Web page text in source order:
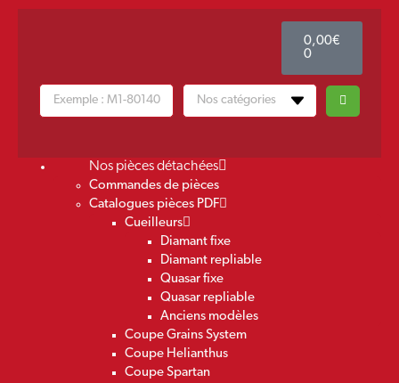
0,00€
0
Nos pièces détachées
Commandes de pièces
Catalogues pièces PDF
Cueilleurs
Diamant fixe
Diamant repliable
Quasar fixe
Quasar repliable
Anciens modèles
Coupe Grains System
Coupe Helianthus
Coupe Spartan